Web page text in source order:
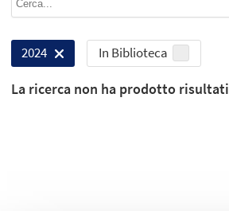
2024 In Biblioteca
La ricerca non ha prodotto risultati